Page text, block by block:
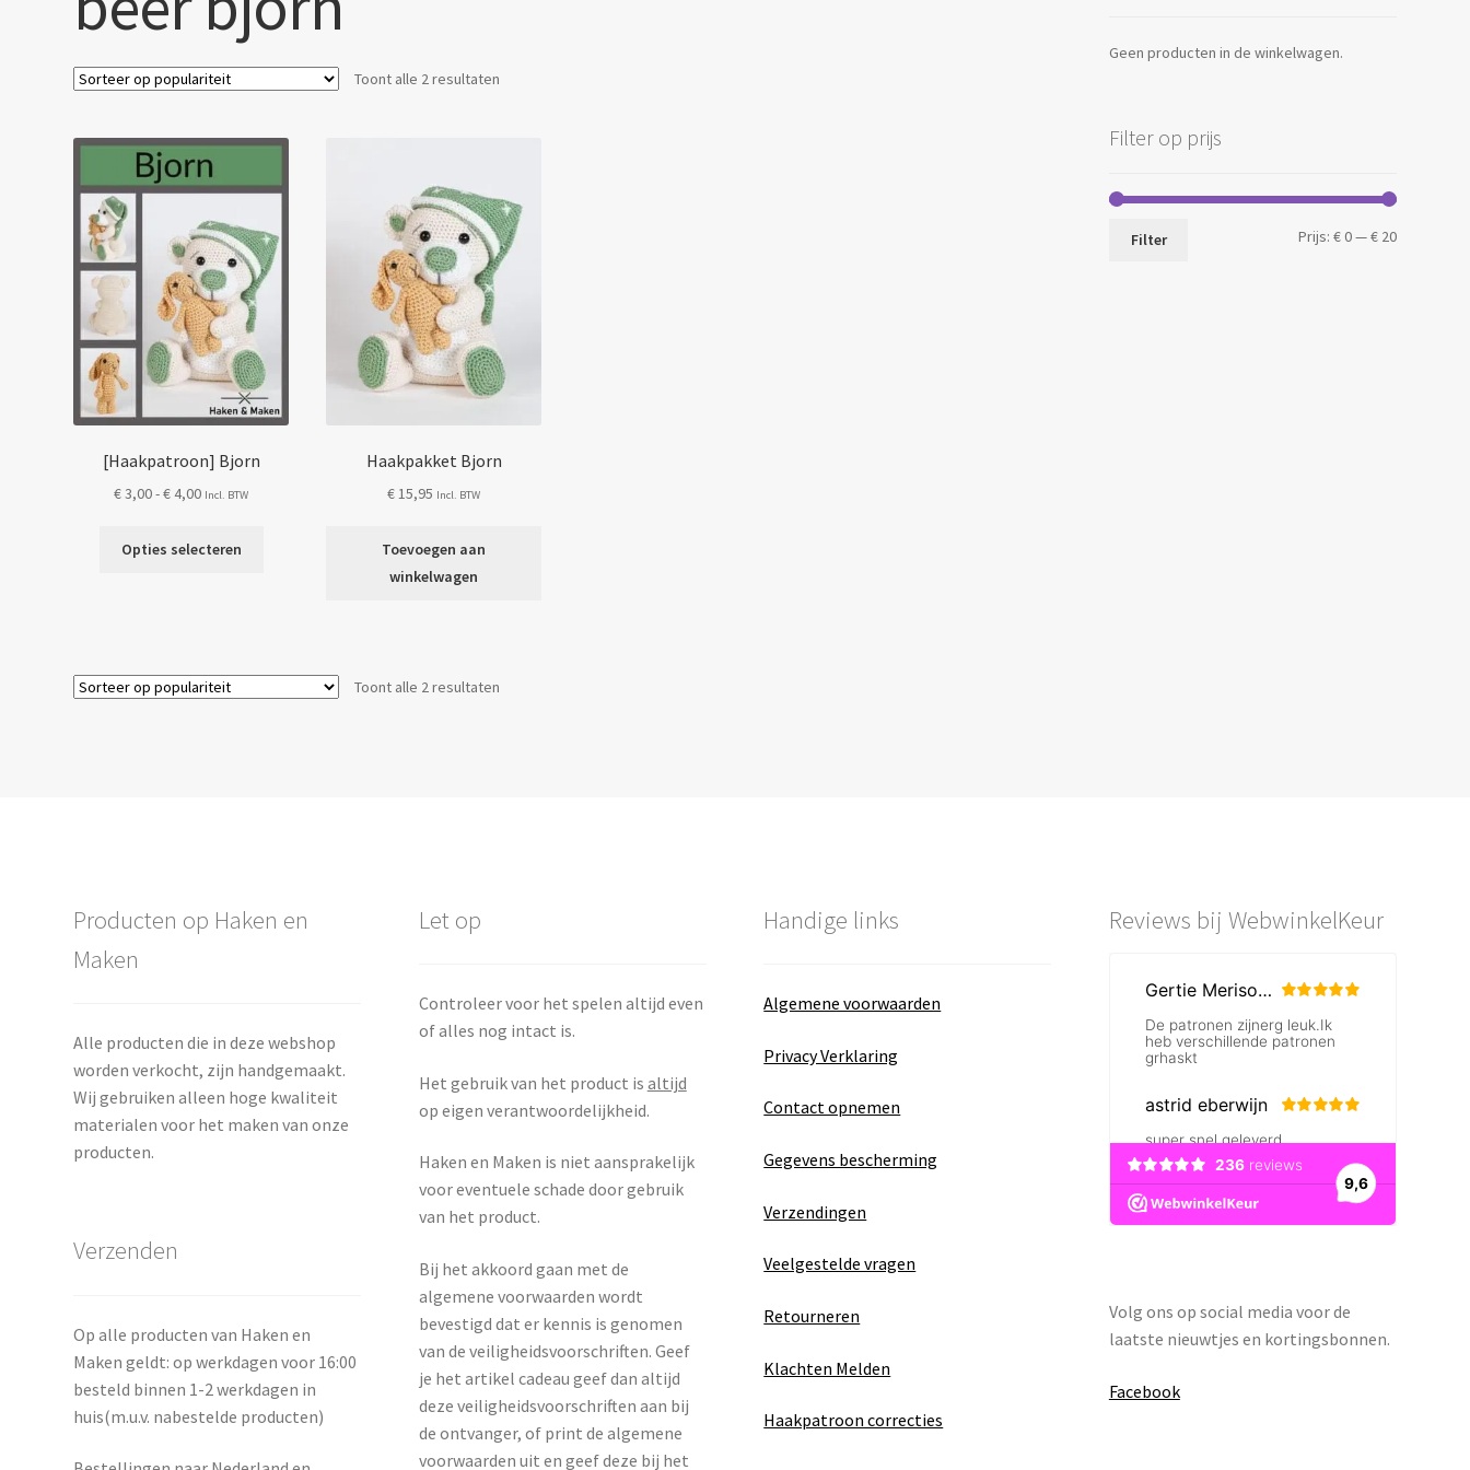
Toont alle 2 resultaten
[Haakpatroon] Bjorn
€3,00-€4,00Prijsklasse:
tot
Incl. BTW
Opties selecteren
Deze
optie
Haakpakket Bjorn
€15,95 Incl. BTW
Toevoegen aan
winkelwagen
Toont alle 2 resultaten
Geen producten in de winkelwagen.
Filter op prijs
Min.
Max.
Filter Prijs: € 0—€ 20
Producten op Haken en
Maken
Alle producten die in deze webshop
worden verkocht, zijn handgemaakt.
Wij gebruiken alleen hoge kwaliteit
materialen voor het maken van onze
producten.
Verzenden
Op alle producten van Haken en
Maken geldt: op werkdagen voor 16:00
besteld binnen 1-2 werkdagen in
huis(m.u.v. nabestelde producten)
Let op
Controleer voor het spelen altijd even
of alles nog intact is.
Het gebruik van het product is altijd
op eigen verantwoordelijkheid.
Haken en Maken is niet aansprakelijk
voor eventuele schade door gebruik
van het product.
Bij het akkoord gaan met de
algemene voorwaarden wordt
bevestigd dat er kennis is genomen
van de veiligheidsvoorschriften. Geef
je het artikel cadeau geef dan altijd
deze veiligheidsvoorschriften aan bij
de ontvanger, of print de algemene
voorwaarden uit en geef deze bij het
Handige links
Algemene voorwaarden
Privacy Verklaring
Contact opnemen
Gegevens bescherming
Verzendingen
Veelgestelde vragen
Retourneren
Klachten Melden
Haakpatroon correcties
Reviews bij WebwinkelKeur
Volg ons op social media voor de
laatste nieuwtjes en kortingsbonnen.
Facebook